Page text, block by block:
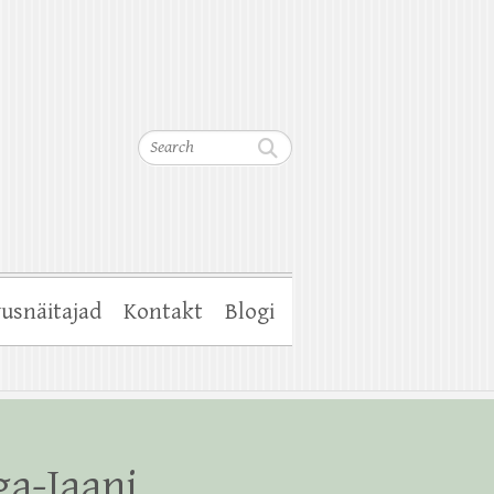
Search
Kontakt Blogi